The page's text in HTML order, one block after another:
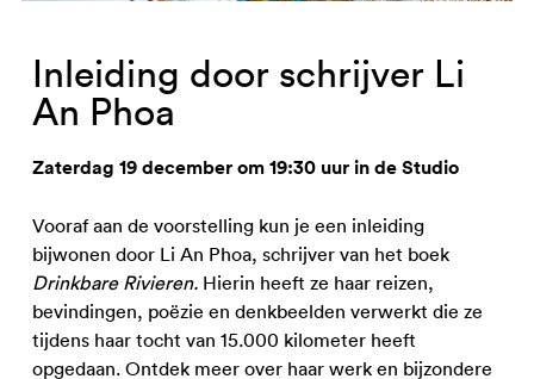
Inleiding door schrijver Li
An Phoa
Zaterdag 19 december om 19:30 uur in de Studio
Vooraf aan de voorstelling kun je een inleiding
bijwonen door Li An Phoa, schrijver van het boek
Drinkbare Rivieren.Hierin heeft ze haar reizen,
bevindingen, poëzie en denkbeelden verwerkt die ze
tijdens haar tocht van 15.000 kilometer heeft
opgedaan. Ontdek meer over haar werk en bijzondere